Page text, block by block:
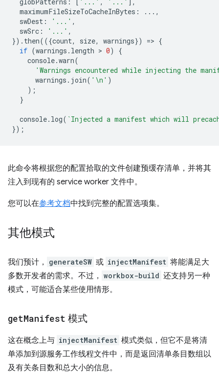
maximumFileSizeToCacheInBytes :
...,
swDest : '...' ,
swSrc : '...' ,
}). then(({count, size, warnings}) => {
if (warnings . length > 0)
{
console.warn(
'Warnings encountered while injecting the
warnings . join( '\n' )
);
}
console. log( `Injected a manifest which will
});
此命令将根据您的配置拾取的文件创建预缓存清单，并将其
注入到现有的 service worker 文件中。
您可以在参考文档中找到完整的配置选项集。
其他模式
我们预计， generateSW 或 injectManifest 将能满足大
多数开发者的需求。不过， workbox-build 还支持另一种
模式，可能适合某些使用情形。
getManifest 模式
这在概念上与 injectManifest 模式类似，但它不是将清
单添加到源服务工作线程文件中，而是返回清单条目数组以
及有关条目数和总大小的信息。